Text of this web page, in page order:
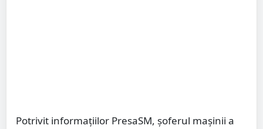
Potrivit informațiilor PresaSM, șoferul mașinii a